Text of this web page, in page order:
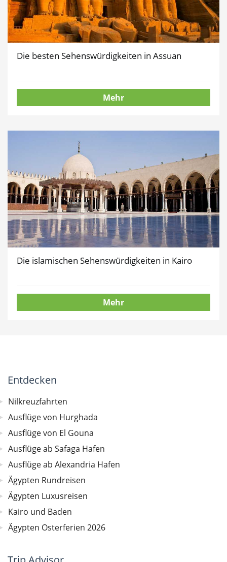
Die besten Sehenswürdigkeiten in Assuan
Mehr
Die islamischen Sehenswürdigkeiten in Kairo
Mehr
Entdecken
Nilkreuzfahrten
Ausflüge von Hurghada
Ausflüge von El Gouna
Ausflüge ab Safaga Hafen
Ausflüge ab Alexandria Hafen
Ägypten Rundreisen
Ägypten Luxusreisen
Kairo und Baden
Ägypten Osterferien 2026